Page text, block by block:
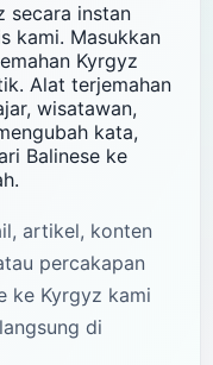
secara instan
kami. Masukkan
Kyrgyz
Alat terjemahan
wisatawan,
kata,
Balinese ke
artikel, konten
percakapan
ke Kyrgyz kami
di